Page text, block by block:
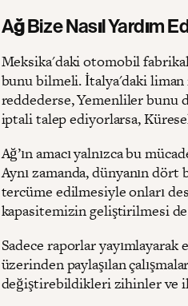
Ağ Bize Nasıl Yardım
Meksika'daki otomobil
bunu bilmeli. İtalya'daki
reddederse, Yemenliler bunu
iptali talep ediyorlarsa,
Ağ’ın amacı yalnızca bu
Aynı zamanda, dünyanın
tercüme edilmesiyle onları
kapasitemizin geliştirilmesi de
Sadece raporlar yayımlayarak
üzerinden paylaşılan
değiştirebildikleri zihinler ve